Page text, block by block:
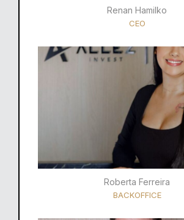
Renan Hamilko​
CEO
Roberta Ferreira
BACKOFFICE